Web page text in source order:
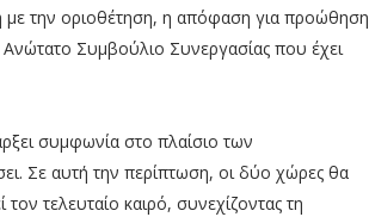
την οριοθέτηση, η απόφαση για προώθηση
Συμβούλιο Συνεργασίας που έχει
συμφωνία στο πλαίσιο των
Σε αυτή την περίπτωση, οι δύο χώρες θα
τελευταίο καιρό, συνεχίζοντας τη